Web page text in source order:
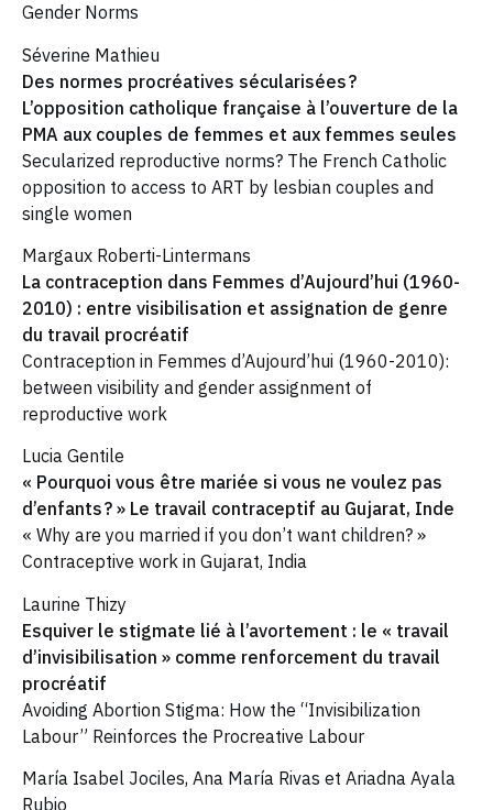
Gender Norms
Séverine Mathieu
Des normes procréatives sécularisées ?
L’opposition catholique française à l’ouverture de la
PMA aux couples de femmes et aux femmes seules
Secularized reproductive norms? The French Catholic
opposition to access to ART by lesbian couples and
single women
Margaux Roberti-Lintermans
La contraception dans Femmes d’Aujourd’hui (1960-
2010) : entre visibilisation et assignation de genre
du travail procréatif
Contraception in Femmes d’Aujourd’hui (1960-2010):
between visibility and gender assignment of
reproductive work
Lucia Gentile
« Pourquoi vous être mariée si vous ne voulez pas
d’enfants ? » Le travail contraceptif au Gujarat, Inde
« Why are you married if you don’t want children? »
Contraceptive work in Gujarat, India
Laurine Thizy
Esquiver le stigmate lié à l’avortement : le « travail
d’invisibilisation » comme renforcement du travail
procréatif
Avoiding Abortion Stigma: How the “Invisibilization
Labour” Reinforces the Procreative Labour
María Isabel Jociles, Ana María Rivas et Ariadna Ayala
Rubio